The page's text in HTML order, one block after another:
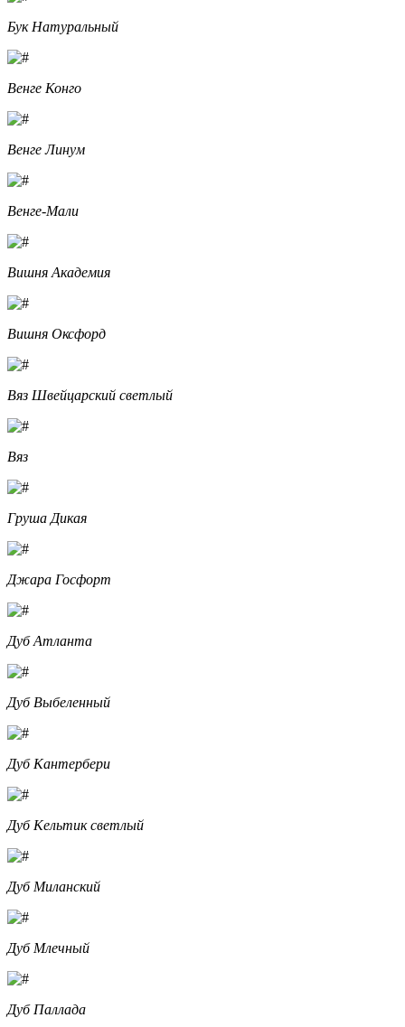
Бук Натуральный
Венге Конго
Венге Линум
Венге-Мали
Вишня Академия
Вишня Оксфорд
Вяз Швейцарский светлый
Вяз
Груша Дикая
Джара Госфорт
Дуб Атланта
Дуб Выбеленный
Дуб Кантербери
Дуб Кельтик светлый
Дуб Миланский
Дуб Млечный
Дуб Паллада